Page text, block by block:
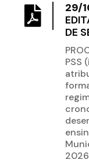
29/
DE
PSS